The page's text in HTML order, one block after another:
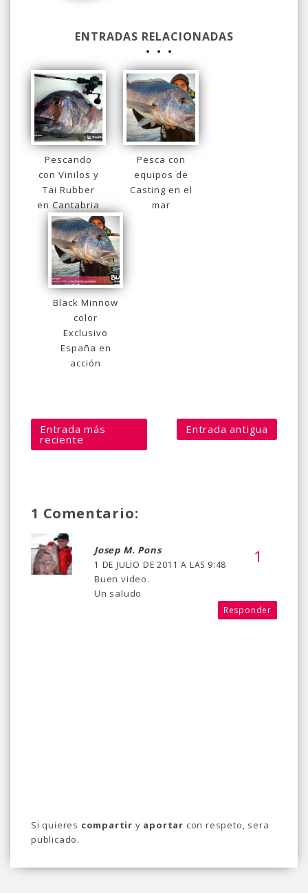
ENTRADAS RELACIONADAS
Pescando
con Vinilos y
Tai Rubber
en Cantabria
Pesca con
equipos de
Casting en el
mar
Black Minnow
color
Exclusivo
España en
acción
Entrada más
reciente
Entrada antigua
1 Comentario:
Josep M. Pons
1 DE JULIO DE 2011 A LAS 9:48
Buen video.
Un saludo
Responder
Si quieres compartir y aportar con respeto, sera
publicado.